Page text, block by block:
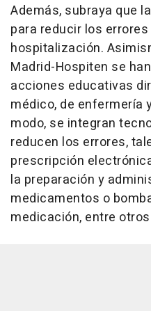
Además, subraya que
para reducir los
hospitalización.
Madrid-Hospiten se
acciones educativas
médico, de enfermería
modo, se integran
reducen los errores,
prescripción
la preparación y
medicamentos o
medicación, entre